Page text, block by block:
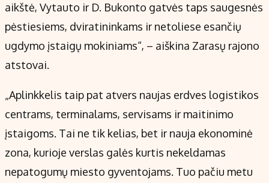
aikštė, Vytauto ir D. Bukonto gatvės taps saugesnės
pėstiesiems, dviratininkams ir netoliese esančių
ugdymo įstaigų mokiniams“, – aiškina Zarasų rajono
atstovai.
„Aplinkkelis taip pat atvers naujas erdves logistikos
centrams, terminalams, servisams ir maitinimo
įstaigoms. Tai ne tik kelias, bet ir nauja ekonominė
zona, kurioje verslas galės kurtis nekeldamas
nepatogumų miesto gyventojams. Tuo pačiu metu